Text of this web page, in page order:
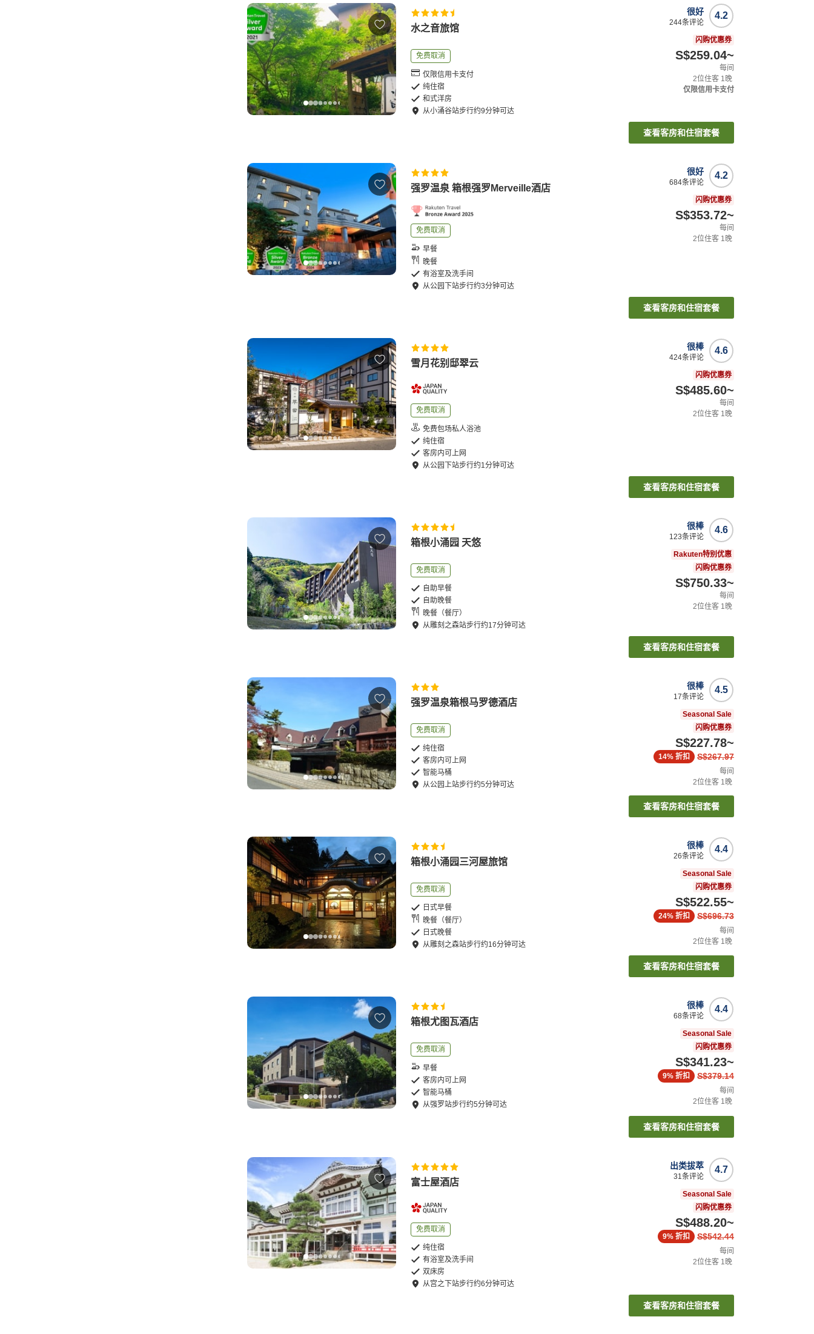
水之音旅馆
免费取消
仅限信用卡支付
纯住宿
和式洋房
从小涌谷站步行约9分钟可达
4.2
很好
244条评论
闪购优惠券
S$259.04~
每间
2位住客 1晚
仅限信用卡支付
查看客房和住宿套餐
强罗温泉 箱根强罗Merveille酒店
免费取消
早餐
晚餐
有浴室及洗手间
从公园下站步行约3分钟可达
4.2
很好
684条评论
闪购优惠券
S$353.72~
每间
2位住客 1晚
查看客房和住宿套餐
雪月花别邸翠云
免费取消
免费包场私人浴池
纯住宿
客房内可上网
从公园下站步行约1分钟可达
4.6
很棒
424条评论
闪购优惠券
S$485.60~
每间
2位住客 1晚
查看客房和住宿套餐
箱根小涌园 天悠
免费取消
自助早餐
自助晚餐
晚餐（餐厅）
从雕刻之森站步行约17分钟可达
4.6
很棒
123条评论
Rakuten特别优惠
闪购优惠券
S$750.33~
每间
2位住客 1晚
查看客房和住宿套餐
强罗温泉箱根马罗德酒店
免费取消
纯住宿
客房内可上网
智能马桶
从公园上站步行约5分钟可达
4.5
很棒
17条评论
Seasonal Sale
闪购优惠券
S$227.78~
S$267.97
14% 折扣
每间
2位住客 1晚
查看客房和住宿套餐
箱根小涌园三河屋旅馆
免费取消
日式早餐
晚餐（餐厅）
日式晚餐
从雕刻之森站步行约16分钟可达
4.4
很棒
26条评论
Seasonal Sale
闪购优惠券
S$522.55~
S$696.73
24% 折扣
每间
2位住客 1晚
查看客房和住宿套餐
箱根尤图瓦酒店
免费取消
早餐
客房内可上网
智能马桶
从强罗站步行约5分钟可达
4.4
很棒
68条评论
Seasonal Sale
闪购优惠券
S$341.23~
S$379.14
9% 折扣
每间
2位住客 1晚
查看客房和住宿套餐
富士屋酒店
免费取消
纯住宿
有浴室及洗手间
双床房
从宫之下站步行约6分钟可达
4.7
出类拔萃
31 条评论
Seasonal Sale
闪购优惠券
S$488.20~
S$542.44
9% 折扣
每间
2位住客 1 晚
查看客房和住宿套餐